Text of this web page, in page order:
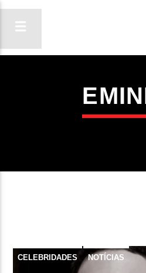
ON
LIGA-
CELEBRIDADES NOTÍCIAS